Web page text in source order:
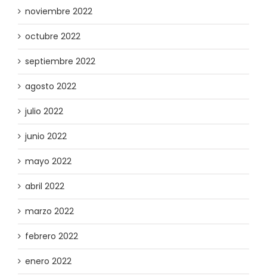
noviembre 2022
octubre 2022
septiembre 2022
agosto 2022
julio 2022
junio 2022
mayo 2022
abril 2022
marzo 2022
febrero 2022
enero 2022